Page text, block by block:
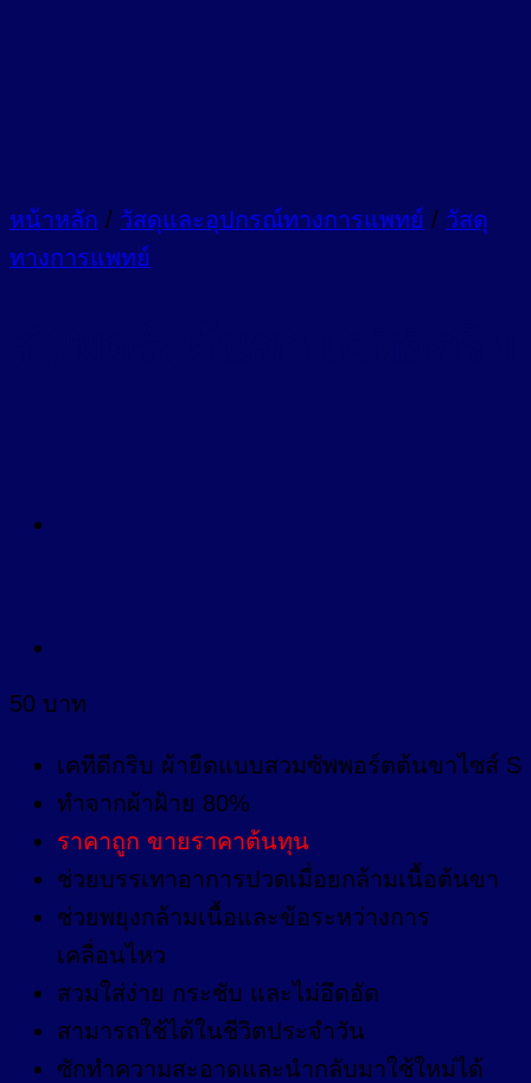
หน้าหลัก / วัสดุและอุปกรณ์ทางการแพทย์ / วัสดุ
ทางการแพทย์
50 บาท
เคทีดีกริบ ผ้ายืดแบบสวมซัพพอร์ตต้นขาไซส์ S
ทำจากผ้าฝ้าย 80%
ราคาถูก ขายราคาต้นทุน
ช่วยบรรเทาอาการปวดเมื่อยกล้ามเนื้อต้นขา
ช่วยพยุงกล้ามเนื้อและข้อระหว่างการ
เคลื่อนไหว
สวมใส่ง่าย กระชับ และไม่อึดอัด
สามารถใช้ได้ในชีวิตประจำวัน
ซักทำความสะอาดและนำกลับมาใช้ใหม่ได้